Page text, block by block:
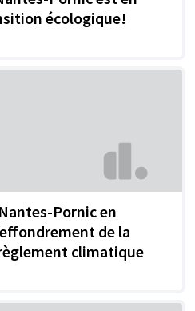
écologique!
Pornic en
de la
climatique